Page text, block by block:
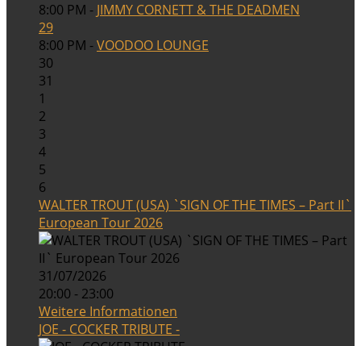
8:00 PM - JIMMY CORNETT & THE DEADMEN
29
8:00 PM -VOODOO LOUNGE
30
31
1
2
3
4
5
6
WALTER TROUT (USA) `SIGN OF THE TIMES – Part II`
European Tour 2026
31/07/2026
20:00 - 23:00
Weitere Informationen
JOE - COCKER TRIBUTE -